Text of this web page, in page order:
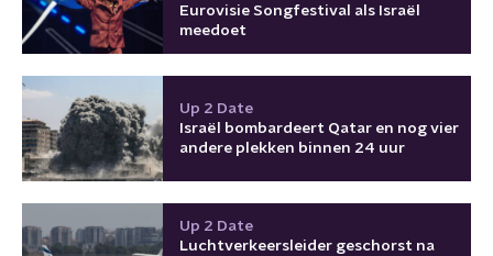
Eurovisie Songfestival als Israël
meedoet
Up 2 Date
Israël bombardeert Qatar en nog vier
andere plekken binnen 24 uur
Up 2 Date
Luchtverkeersleider geschorst na